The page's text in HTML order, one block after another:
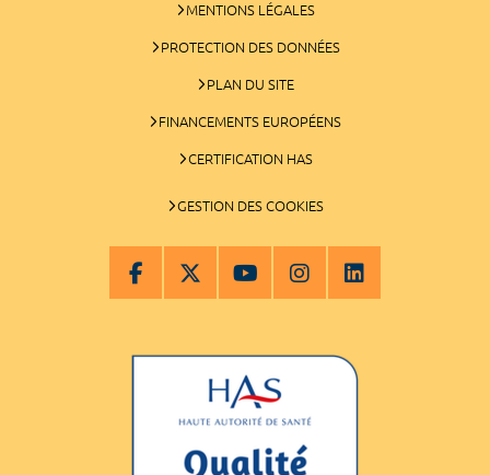
MENTIONS LÉGALES
PROTECTION DES DONNÉES
PLAN DU SITE
FINANCEMENTS EUROPÉENS
CERTIFICATION HAS
GESTION DES COOKIES